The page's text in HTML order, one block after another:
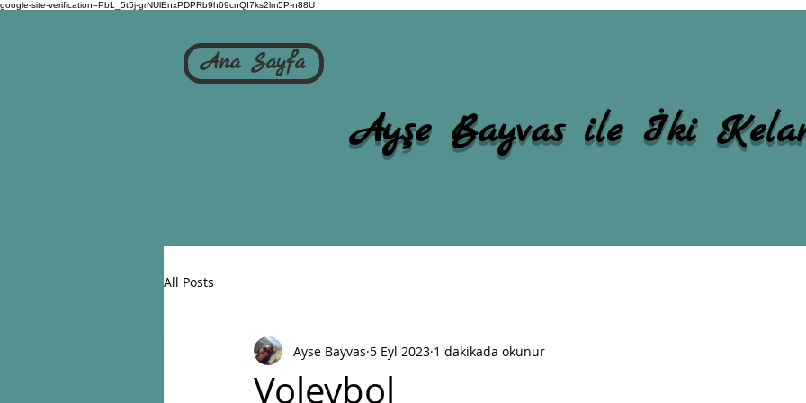
google-site-verification=PbL_5t5j-grNUlEnxPDPRb9h69cnQI7ks2lm5P-n88U
Ana Sayfa
Ayşe Bayvas ile İki
All Posts
Voleybol
Ayse Bayvas 5 Eyl 2023 1 dakikada okunur